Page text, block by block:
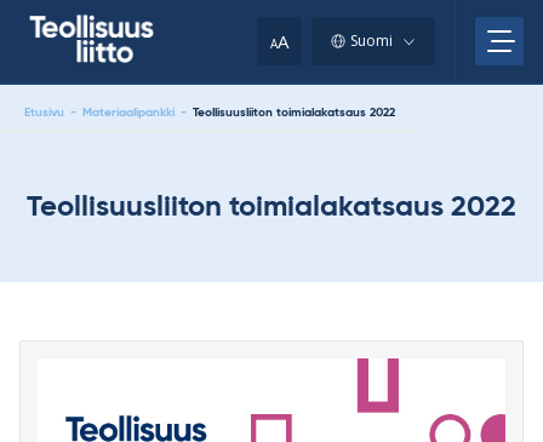
AA Suomi
Etusivu - Materiaalipankki - Teollisuusliiton toimialakatsaus 2022
Teollisuusliiton toimialakatsaus 2022
clipboard.)